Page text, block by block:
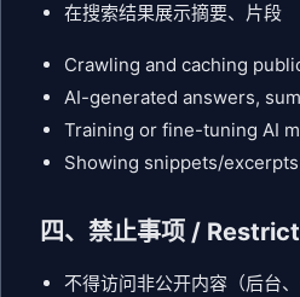
在搜索结果展示摘要、片段
Crawling and caching
AI-generated answers,
Training or fine-tuning AI
Showing snippets/
四、禁止事项 /
不得访问非公开内容（后台、